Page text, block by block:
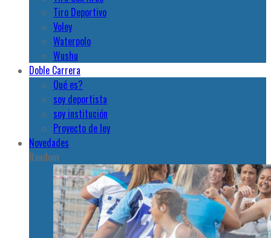
Tiro Deportivo
Voley
Waterpolo
Wushu
Doble Carrera
Qué es?
soy deportista
soy institución
Proyecto de ley
Novedades
Random